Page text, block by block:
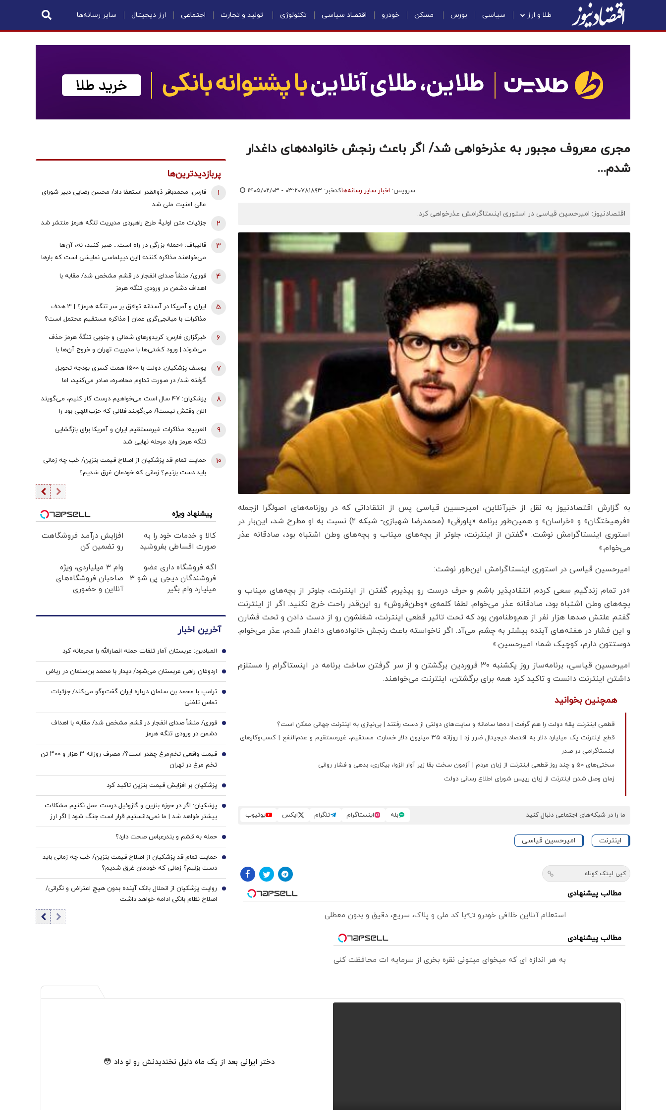
طلا و ارز سیاسی بورس مسکن خودرو اقتصاد سیاسی تکنولوژی تولید و تجارت اجتماعی ارز دیجیتال سایر رسانه‌ها
مجری معروف مجبور به عذرخواهی شد/ اگر باعث رنجش خانواده‌های داغدار
شدم...
سرویس: اخبار سایر رسانه‌هاکدخبر: ۷۸۱۸۹۳ ۱۴۰۵/۰۲/۰۳ - ۰۳:۲۰
اقتصادنیوز: امیرحسین قیاسی در استوری اینستاگرامش عذرخواهی کرد.
به گزارش اقتصادنیوز به نقل از خبرآنلاین، امیرحسین قیاسی پس از انتقاداتی که در روزنامه‌های اصولگرا ازجمله
«فرهیختگان» و «خراسان» و همین‌طور برنامه «پاورقی» (محمدرضا شهبازی- شبکه ۲) نسبت به او مطرح شد، این‌بار در
استوری اینستاگرامش نوشت: «گفتن از اینترنت، جلوتر از بچه‌های میناب و بچه‌های وطن اشتباه بود، صادقانه عذر
می‌خوام.»
امیرحسین قیاسی در استوری اینستاگرامش این‌طور نوشت:
«در تمام زندگیم سعی کردم انتقادپذیر باشم و حرف درست رو بپذیرم. گفتن از اینترنت، جلوتر از بچه‌های میناب و
بچه‌های وطن اشتباه بود، صادقانه عذر می‌خوام. لطفا کلمه‌ی «وطن‌فروش» رو این‌قدر راحت خرج نکنید. اگر از اینترنت
گفتم علتش صدها هزار نفر از هم‌وطنامون بود که تحت تاثیر قطعی اینترنت، شغلشون رو از دست دادن و تحت فشارن
و این فشار در هفته‌های آینده بیشتر به چشم می‌آد. اگر ناخواسته باعث رنجش خانواده‌های داغدار شدم، عذر می‌خوام.
دوستتون دارم، کوچیک شما؛ امیرحسین.»
امیرحسین قیاسی، برنامه‌ساز روز یکشنبه ۳۰ فروردین برگشتن و از سر گرفتن ساخت برنامه در اینستاگرام را مستلزم
داشتن اینترنت دانست و تاکید کرد همه برای برگشتن، اینترنت می‌خواهند.
همچنین بخوانید
قطعی اینترنت یقه دولت را هم گرفت | ده‌ها سامانه و سایت‌های دولتی از دست رفتند | بی‌نیازی به اینترنت جهانی ممکن است؟
قطع اینترنت یک میلیارد دلار به اقتصاد دیجیتال ضرر زد | روزانه ۳۵ میلیون دلار خسارت مستقیم، غیرمستقیم و عدم‌النفع | کسب‌و‌کارهای
اینستاگرامی در صدر
سختی‌های 50 و چند روز قطعی اینترنت از زبان مردم | آزمون سخت بقا زیر آوار انزوا، بیکاری، بدهی و فشار روانی
زمان وصل شدن اینترنت از زبان رییس شورای اطلاع رسانی دولت
ما را در شبکه‌های اجتماعی دنبال کنید بله اینستاگرام تلگرام ایکس یوتیوب
اینترنت امیرحسین قیاسی
کپی لینک کوتاه
مطالب پیشنهادی
استعلام آنلاین خلافی خودرو 👈با کد ملی و پلاک، سریع، دقیق و بدون معطلی
مطالب پیشنهادی
به هر اندازه ای که میخوای میتونی نقره بخری از سرمایه ات محافظت کنی
پربازدیدترین‌ها
فارس: محمدباقر ذوالقدر استعفا داد/ محسن رضایی دبیر شورای
عالی امنیت ملی شد
1
جزئیات متن اولیۀ طرح راهبردی مدیریت تنگه هرمز منتشر شد 2
قالیباف: «حمله بزرگی در راه است... صبر کنید، نه، آن‌ها
می‌خواهند مذاکره کنند» |این دیپلماسی نمایشی است که بارها
تکرار شده است
3
فوری/ منشأ صدای انفجار در قشم مشخص شد/ مقابه با
اهداف دشمن در ورودی تنگه هرمز
4
ایران و آمریکا در آستانه توافق بر سر تنگه هرمز؟ | 3 هدف
مذاکرات با میانجی‌گری عمان | مذاکره مستقیم محتمل است؟
5
خبرگزاری فارس: کریدورهای شمالی و جنوبی تنگۀ هرمز حذف
می‌شوند | ورود کشتی‌ها با مدیریت تهران و خروج آن‌ها با
تنگه در قالب بهای خدمات است
6
یوسف پزشکیان: دولت با ۱۵۰۰ همت کسری بودجه تحویل
گرفته شد/ در صورت تداوم محاصره، صادر می‌کنید، اما
7
پزشکیان: ۴۷ سال است می‌خواهیم درست کار کنیم، می‌گویند
الان وقتش نیست!/ می‌گویند فلانی که حزب‌اللهی بود را
8
العربیه: مذاکرات غیرمستقیم ایران و آمریکا برای بازگشایی
تنگه هرمز وارد مرحله نهایی شد
9
حمایت تمام قد پزشکیان از اصلاح قیمت بنزین/ خب چه زمانی
باید دست بزنیم؟ زمانی که خودمان غرق شدیم؟
10
پیشنهاد ویژه
کالا و خدمات خود را به
صورت اقساطی بفروشید
افزایش درآمـد فروشگاهت
رو تضمین کن
اگه فروشگاه داری عضو
فروشندگان دیجی پی شو 3
میلیارد وام بگیر
وام ۳ میلیاردی، ویژه
صاحبان فروشگاه‌های
آنلاین و حضوری
آخرین اخبار
المیادین: عربستان آمار تلفات حمله انصارالله را محرمانه کرد 1
اردوغان راهی عربستان می‌شود/ دیدار با محمد بن‌سلمان در ریاض 2
ترامپ با محمد بن سلمان درباره ایران گفت‌وگو می‌کند/ جزئیات
تماس تلفنی
3
فوری/ منشأ صدای انفجار در قشم مشخص شد/ مقابه با اهداف
دشمن در ورودی تنگه هرمز
4
قیمت واقعی تخم‌مرغ چقدر است؟/ مصرف روزانه ۳ هزار و ۳۰۰ تن
تخم مرغ در تهران
5
پزشکیان بر افزایش قیمت بنزین تاکید کرد 6
پزشکیان: اگر در حوزه بنزین و گازوئیل درست عمل نکنیم مشکلات
بیشتر خواهد شد | ما نمی‌دانستیم قرار است جنگ شود | اگر ارز
ترجیحی حذف نمی شد با شروع جنگ قحطی در بازار قطعی بود
7
حمله به قشم و بندرعباس صحت دارد؟ 8
حمایت تمام قد پزشکیان از اصلاح قیمت بنزین/ خب چه زمانی باید
دست بزنیم؟ زمانی که خودمان غرق شدیم؟
9
روایت پزشکیان از انحلال بانک آینده بدون هیچ اعتراض و نگرانی/
اصلاح نظام بانکی ادامه خواهد داشت
10
دختر ایرانی بعد از یک ماه دلیل نخندیدنش رو لو داد 😳